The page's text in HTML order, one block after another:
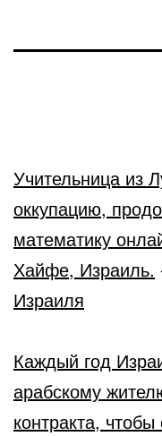
Учительница из
оккупацию,
математику
Хайфе, Израиль.
Израиля
Каждый год
арабскому
контракта,